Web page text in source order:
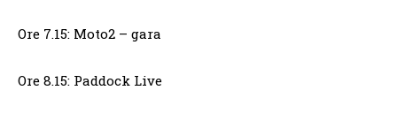
Ore 7.15: Moto2 – gara
Ore 8.15: Paddock Live